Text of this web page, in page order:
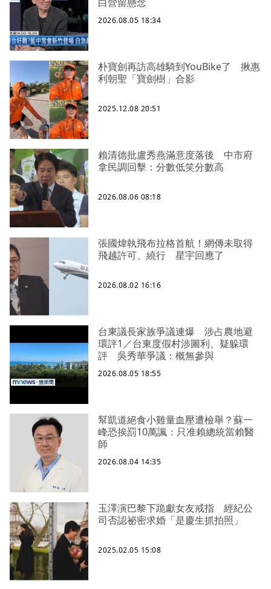
2026.08.05 18:34
朴寶劍再訪高雄騎到YouBike了 揪惠
利朝聖「寶劍樹」合影
2025.12.08 20:51
賴清德批盧秀燕滿意度落後 中市府
拿民調回擊：分數低笑分數高
2026.08.06 08:18
張國煒執飛布拉格首航！網傳未取得
飛越許可、繞行 星宇回應了
2026.08.02 16:16
台東議長家族爭議連爆 涉占農地避
環評1／台東度假村涉圖利、疑躲環
評 吳秀華爭議：概無參與
2026.08.05 18:55
幫凱道絕食小雞量血壓遭檢舉？蘇一
峰恐挨罰10萬諷：只准賴總統當賴醫
師
2026.08.04 14:35
玉澤演巴黎下跪獻女友戒指 經紀公
司否認祕密求婚「是慶生抓拍照」
2025.02.05 15:08